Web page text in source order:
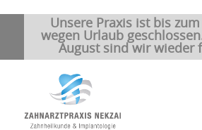
Unsere Praxis ist bis
wegen Urlaub
August sind wir wieder